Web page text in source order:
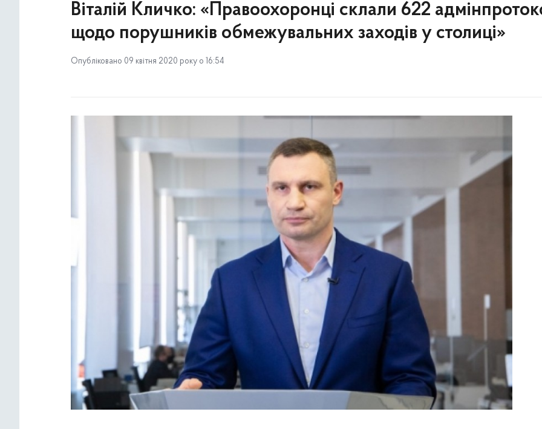
Віталій Кличко: «Правоохоронці склали 622
щодо порушників обмежувальних заходів у столиці»
Опубліковано 09 квітня 2020 року о 16:54